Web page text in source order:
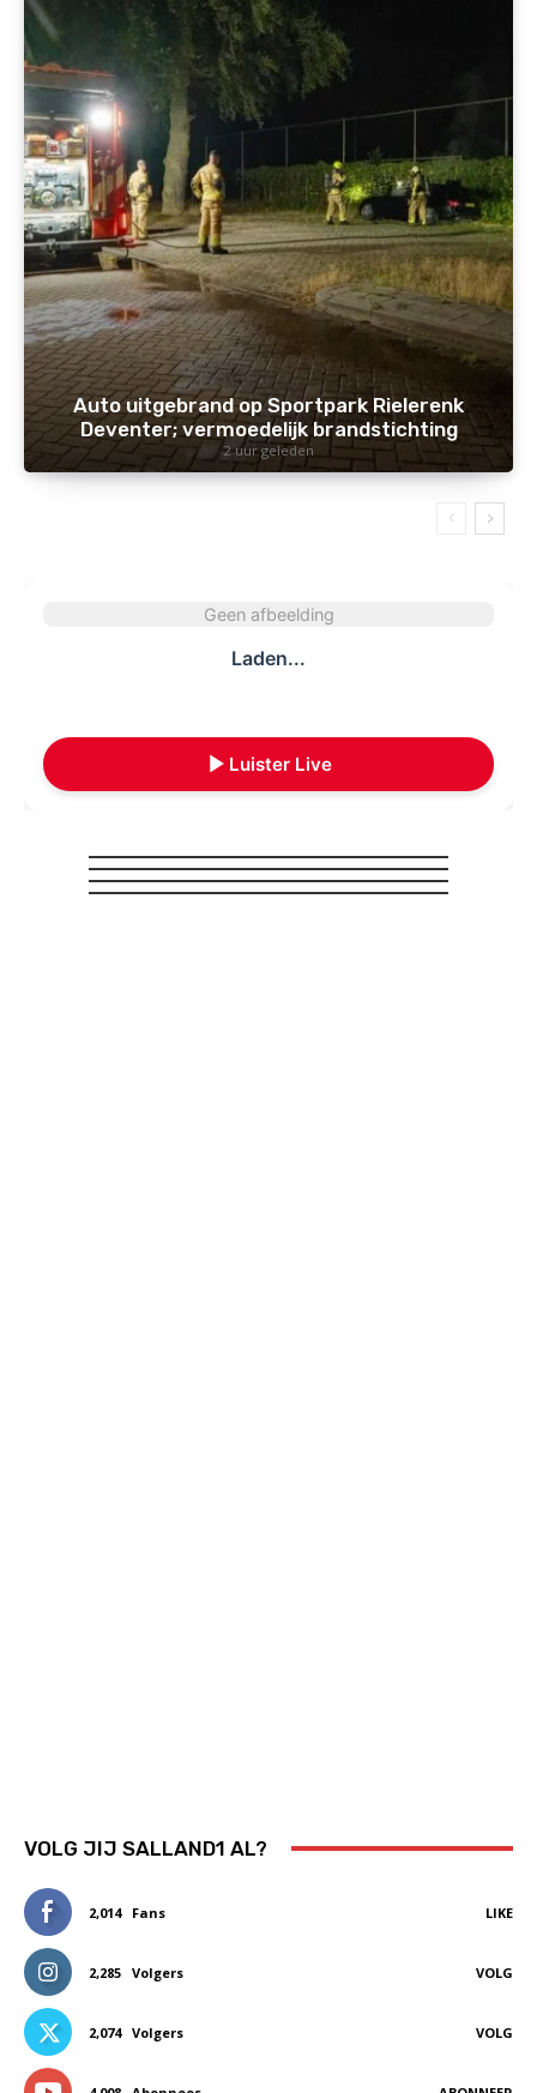
Auto uitgebrand op Sportpark Rielerenk
Deventer; vermoedelijk brandstichting
2 uur geleden
Geen afbeelding
Laden...
Luister Live
VOLG JIJ SALLAND1 AL?
2,014 Fans LIKE
2,285 Volgers VOLG
2,074 Volgers VOLG